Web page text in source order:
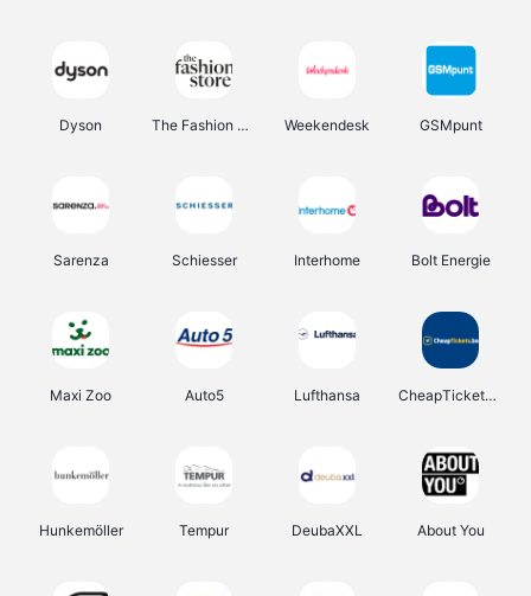
Dyson The Fashion Store Weekendesk GSMpunt
Sarenza Schiesser Interhome Bolt Energie
Maxi Zoo Auto5 Lufthansa CheapTickets.be
Hunkemöller Tempur DeubaXXL About You